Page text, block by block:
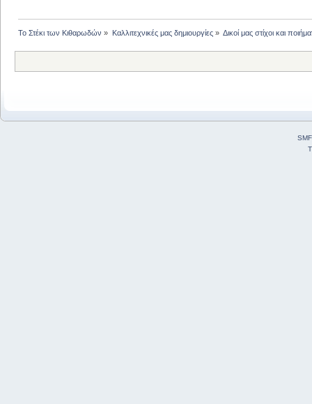
Το Στέκι των Κιθαρωδών » Καλλιτεχνικές μας δημιουργίες» Δικοί μας στίχοι και